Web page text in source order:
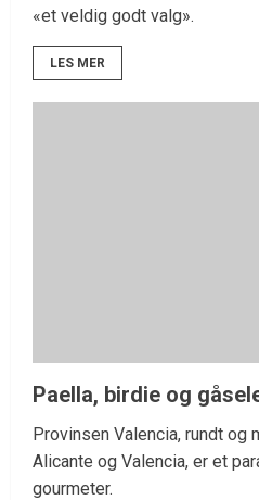
«et veldig godt valg».
LES MER
Paella, birdie og
Provinsen Valencia, rundt og
Alicante og Valencia, er et
gourmeter.